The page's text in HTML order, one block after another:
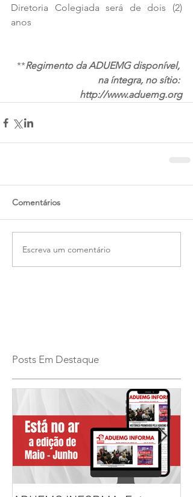
Diretoria Colegiada será de dois (2)
anos
**Regimento da ADUEMG disponível,
na íntegra, no sítio:
http://www.aduemg.org
Comentários
Escreva um comentário
Posts Em Destaque